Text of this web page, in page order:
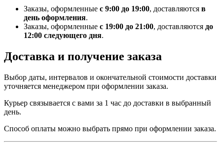
Заказы, оформленные с 9:00 до 19:00, доставляются в
день оформления.
Заказы, оформленные с 19:00 до 21:00, доставляются до
12:00 следующего дня.
Доставка и получение заказа
Выбор даты, интервалов и окончательной стоимости доставки
уточняется менеджером при оформлении заказа.
Курьер связывается с вами за 1 час до доставки в выбранный
день.
Способ оплаты можно выбрать прямо при оформлении заказа.